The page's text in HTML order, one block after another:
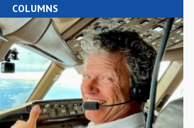
COLUMNS